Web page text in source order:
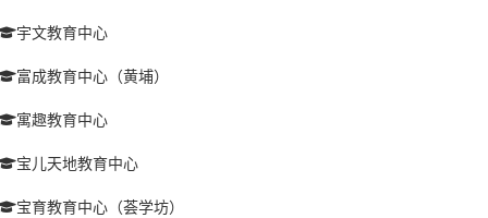
宇文教育中心
富成教育中心（黄埔）
寓趣教育中心
宝儿天地教育中心
宝育教育中心（荟学坊）